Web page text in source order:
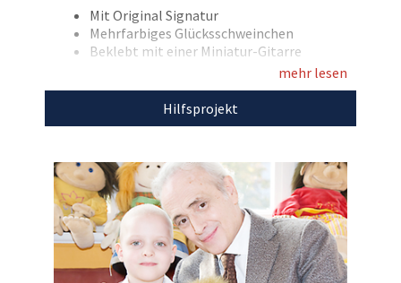
Mit Original Signatur
Mehrfarbiges Glücksschweinchen
Beklebt mit einer Miniatur-Gitarre
Garrett gestaltetes und signiertes
Glücksschwein“ leiten wir direkt, ohne Abzug
Stiftungweiter.
mehr lesen
Hilfsprojekt